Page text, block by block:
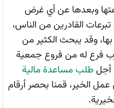
وبعدها عن أي غرض
القادرين من الناس،
وقد يبحث الكثير من
فرع له من فروع جمعية
أجل طلب مساعدة مالية
الخير، قمنا بحصر أرقام